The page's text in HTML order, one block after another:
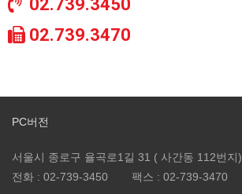
02.739.3450
02.739.3470
PC버전
서울시 종로구 율곡로1길 31 ( 사간동 112번지)
전화 : 02-739-3450 팩스 : 02-739-3470